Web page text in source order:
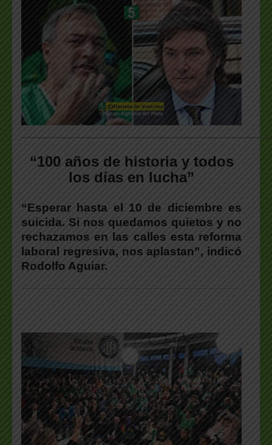
“100 años de historia y todos
los días en lucha”
“Esperar hasta el 10 de diciembre es
suicida. Si nos quedamos quietos y no
rechazamos en las calles esta reforma
laboral regresiva, nos aplastan”, indicó
Rodolfo Aguiar.